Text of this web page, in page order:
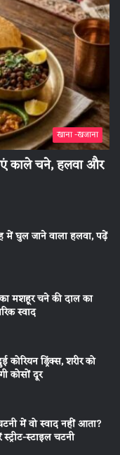
खाना -खजाना
काले चने, हलवा और
घुल जाने वाला हलवा, पढ़ें
मशहूर चने की दाल का
स्वाद
कोरियन ड्रिंक्स, शरीर को
कोसों दूर
में वो स्वाद नहीं आता?
स्टाइल चटनी